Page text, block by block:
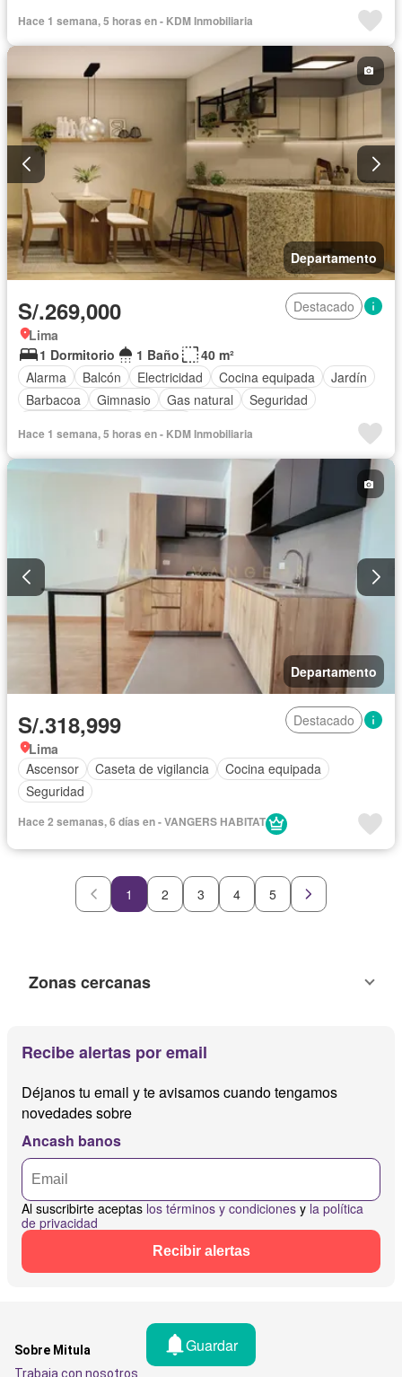
Hace 1 semana, 5 horas en - KDM Inmobiliaria
Departamento
S/.269,000
Destacado
Lima
1 Dormitorio
1 Baño
40 m²
Alarma
Balcón Electricidad Cocina equipada
Jardín
Barbacoa
Gimnasio Gas natural
Seguridad
Hace 1 semana, 5 horas en - KDM Inmobiliaria
Departamento
S/.318,999
Destacado
Lima
Ascensor
Caseta de vigilancia
Cocina equipada
Seguridad
Hace 2 semanas, 6 días en - VANGERS HABITAT
1 2 3 4 5
Zonas cercanas
Recibe alertas por email
Déjanos tu email y te avisamos cuando tengamos
novedades sobre
Ancash banos
Al suscribirte aceptas los términos y condiciones y la política
de privacidad
Recibir alertas
Guardar
Sobre Mitula
Trabaja con nosotros